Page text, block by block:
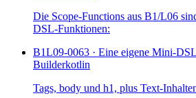
Die Scope-Functions aus B1/L06
DSL-Funktionen:
B1L09-0063 · Eine eigene Mini-
Builderkotlin
Tags, body und h1, plus Text-